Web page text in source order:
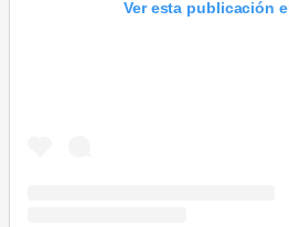
Ver esta publicación